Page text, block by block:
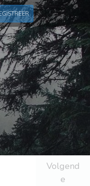
Volgend
e